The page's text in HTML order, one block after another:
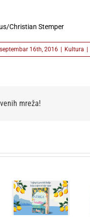
Christian Stemper
septembar 16th, 2016 | Kultura |
mreža!
delo koje je
postalo
najtraženiji
kolekcionarski
primerak –